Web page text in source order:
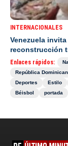
INTERNACIONALES
Venezuela
reconstrucción
Enlaces rápidos:
República
Deportes
Estilo
Béisbol
portada